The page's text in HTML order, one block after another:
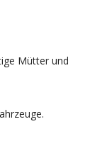
Mütter und